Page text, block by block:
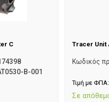
C
B-001
Tracer Unit
Κωδικός
Τιμή με
Σε